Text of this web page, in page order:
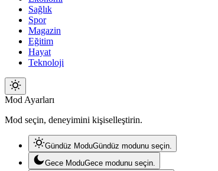
Sağlık
Spor
Magazin
Eğitim
Hayat
Teknoloji
Mod
değiştir
Mod Ayarları
Mod seçin, deneyimini kişiselleştirin.
Gündüz ModuGündüz modunu seçin.
Gece ModuGece modunu seçin.